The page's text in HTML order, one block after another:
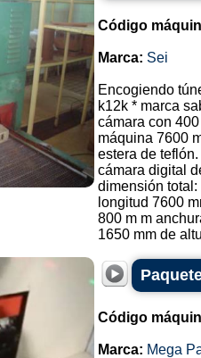
Código
Marca: Sei
Encogiendo
k12k * marca
cámara con
máquina 7600
estera de teflón.
cámara digital
dimensión total:
longitud 7600
800 m m
1650 mm de
Código
Marca: Mega